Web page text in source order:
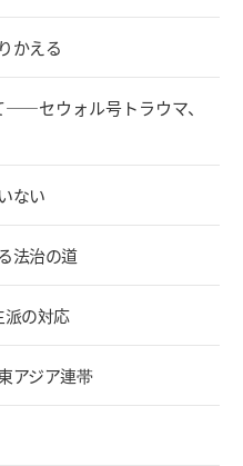
かえる
――セウォル号トラウマ、
ない
法治の道
派の対応
アジア連帯